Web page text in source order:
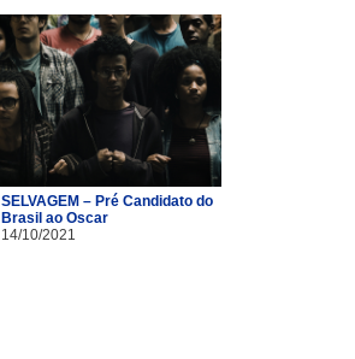
SELVAGEM – Pré Candidato do
Brasil ao Oscar
14/10/2021